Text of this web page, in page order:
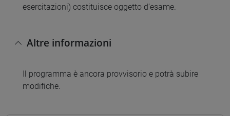
esercitazioni) costituisce oggetto d’esame.
Altre informazioni
Il programma è ancora provvisorio e potrà subire
modifiche.